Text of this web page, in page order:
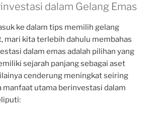
dalam Gelang Emas
ke dalam tips memilih gelang
mari kita terlebih dahulu membahas
dalam emas adalah pilihan yang
sejarah panjang sebagai aset
cenderung meningkat seiring
manfaat utama berinvestasi dalam